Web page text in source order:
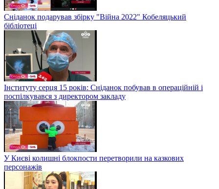
Сніданок подарував збірку "Війна 2022" Кобеляцький
бібліотеці
Інституту серця 15 років: Сніданок побував в операційній і
поспілкувався з директором закладу
У Києві колишні блокпости перетворили на казкових
персонажів